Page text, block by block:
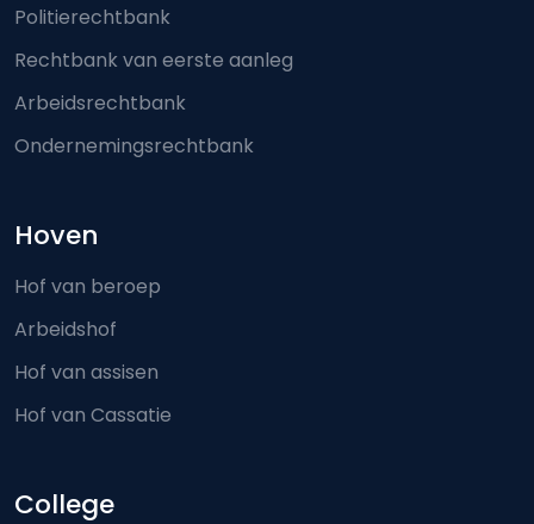
Politierechtbank
Rechtbank van eerste aanleg
Arbeidsrechtbank
Ondernemingsrechtbank
Hoven
Hof van beroep
Arbeidshof
Hof van assisen
Hof van Cassatie
College